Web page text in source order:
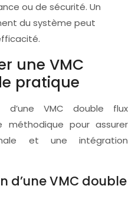
ou de sécurité. Un
du système peut
une VMC
pratique
d’une VMC double flux
méthodique pour assurer
et une intégration
d’une VMC double